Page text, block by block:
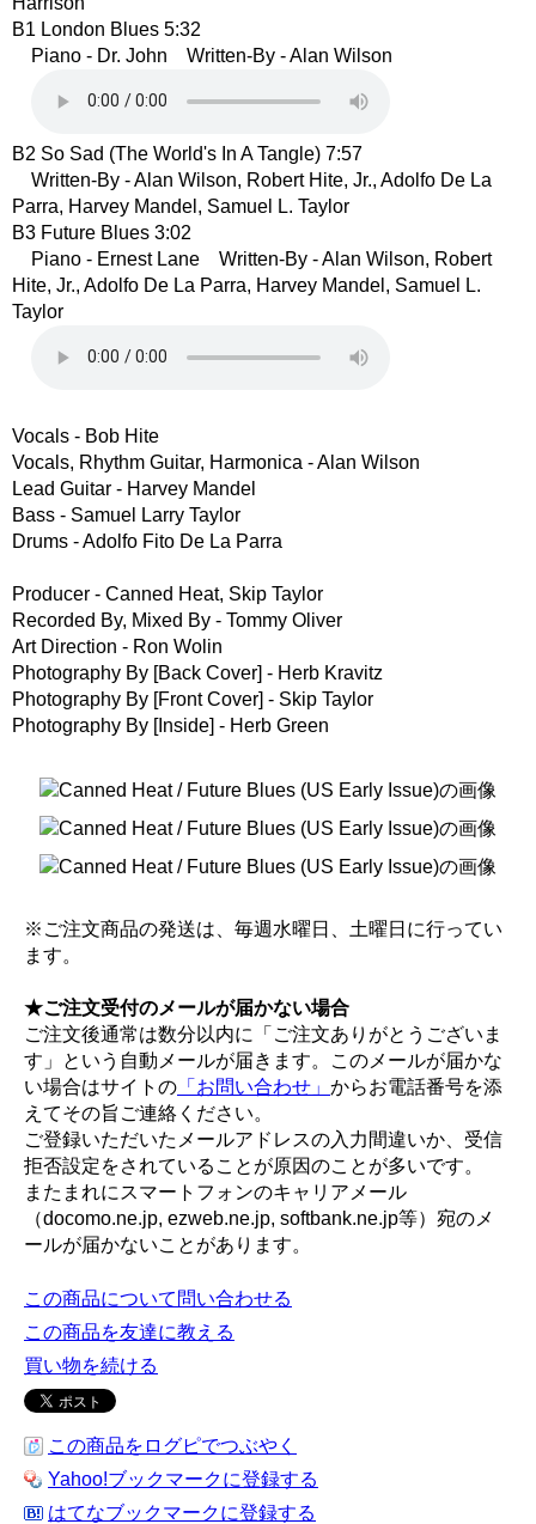
B1 London Blues 5:32
Piano - Dr. John Written-By - Alan Wilson
B2 So Sad (The World's In A Tangle) 7:57
Written-By - Alan Wilson, Robert Hite, Jr., Adolfo De La
Parra, Harvey Mandel, Samuel L. Taylor
B3 Future Blues 3:02
Piano - Ernest Lane Written-By - Alan Wilson, Robert
Hite, Jr., Adolfo De La Parra, Harvey Mandel, Samuel L.
Taylor
Vocals - Bob Hite
Vocals, Rhythm Guitar, Harmonica - Alan Wilson
Lead Guitar - Harvey Mandel
Bass - Samuel Larry Taylor
Drums - Adolfo Fito De La Parra
Producer - Canned Heat, Skip Taylor
Recorded By, Mixed By - Tommy Oliver
Art Direction - Ron Wolin
Photography By [Back Cover] - Herb Kravitz
Photography By [Front Cover] - Skip Taylor
Photography By [Inside] - Herb Green
※ご注文商品の発送は、毎週水曜日、土曜日に行ってい
ます。
★ご注文受付のメールが届かない場合
ご注文後通常は数分以内に「ご注文ありがとうございま
す」という自動メールが届きます。このメールが届かな
い場合はサイトの 「お問い合わせ」 からお電話番号を添
えてその旨ご連絡ください。
ご登録いただいたメールアドレスの入力間違いか、受信
拒否設定をされていることが原因のことが多いです。
またまれにスマートフォンのキャリアメール
（docomo.ne.jp, ezweb.ne.jp, softbank.ne.jp等）宛のメ
ールが届かないことがあります。
この商品について問い合わせる
この商品を友達に教える
買い物を続ける
この商品をログピでつぶやく
Yahoo!ブックマークに登録する
はてなブックマークに登録する